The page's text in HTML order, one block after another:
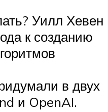
Уилл Хевен
к созданию
в двух
и OpenAI.